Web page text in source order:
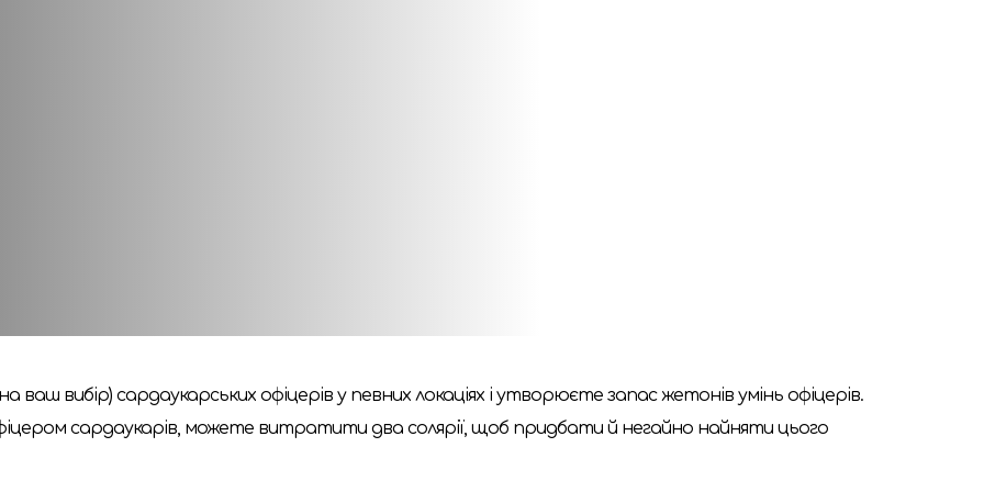
будують династії, Бене Ґессерит втілюють пророцтва в реальність, альянси утворюються й
вони готові зайти, щоб зберегти свої кровні лінії?
вибір) сардаукарських офіцерів у певних локаціях і утворюєте запас жетонів умінь офіцерів.
сардаукарів, можете витратити два солярії, щоб придбати й негайно найняти цього